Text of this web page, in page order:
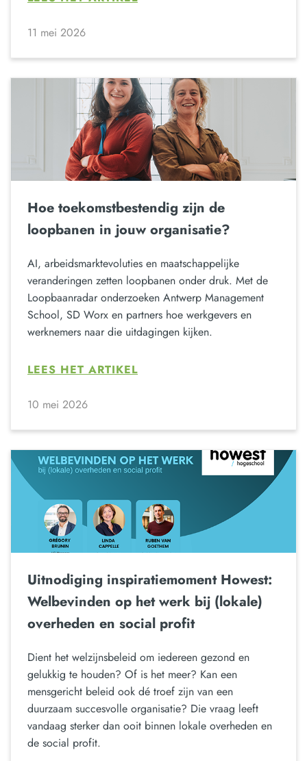
11 mei 2026
Hoe toekomstbestendig zijn de
loopbanen in jouw organisatie?
AI, arbeidsmarktevoluties en maatschappelijke
veranderingen zetten loopbanen onder druk. Met de
Loopbaanradar onderzoeken Antwerp Management
School, SD Worx en partners hoe werkgevers en
werknemers naar die uitdagingen kijken.
LEES HET ARTIKEL
10 mei 2026
Uitnodiging inspiratiemoment Howest:
Welbevinden op het werk bij (lokale)
overheden en social profit
Dient het welzijnsbeleid om iedereen gezond en
gelukkig te houden? Of is het meer? Kan een
mensgericht beleid ook dé troef zijn van een
duurzaam succesvolle organisatie? Die vraag leeft
vandaag sterker dan ooit binnen lokale overheden en
de social profit.